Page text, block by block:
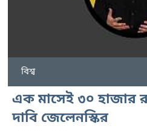
বিশ্ব
এক মাসেই ৩০ হাজার
দাবি জেলেনস্কির